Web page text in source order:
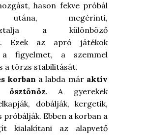
hason fekve próbál
megérinti,
a különböző
Ezek az apró játékok
figyelmet, a szemmel
a törzs stabilitását.
korban a labda már aktív
ösztönöz. A gyerekek
dobálják, kergetik,
próbálják. Ebben a korban a
kialakítani az alapvető